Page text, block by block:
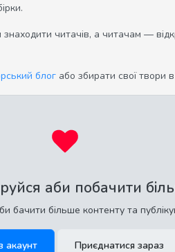
читачів, а читачам —
блог або збирати свої твори в
аби побачити
бачити більше контенту та
акаунт Приєднатися зараз